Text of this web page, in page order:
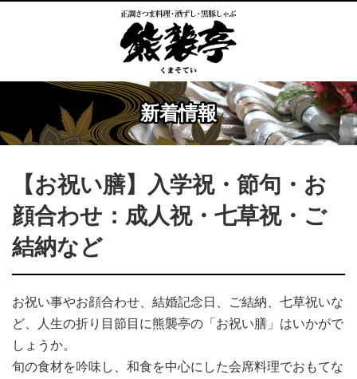
新着情報
【お祝い膳】入学祝・節句・お
顔合わせ：成人祝・七草祝・ご
結納など
お祝い事やお顔合わせ、結婚記念日、ご結納、七草祝いな
ど、人生の折り目節目に熊襲亭の「お祝い膳」はいかがで
しょうか。
旬の食材を吟味し、和食を中心にした会席料理でおもてな